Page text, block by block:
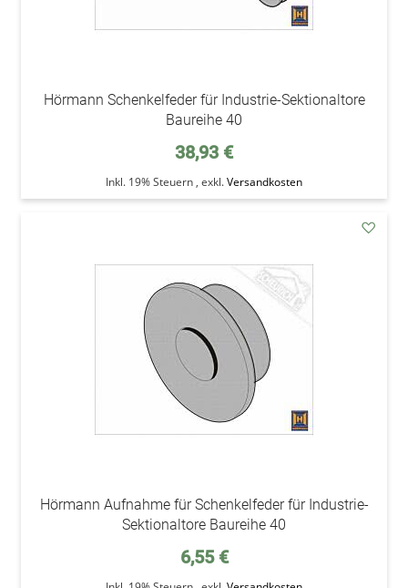
Hörmann Schenkelfeder für Industrie-Sektionaltore
Baureihe 40
38,93 €
Inkl. 19% Steuern , exkl.Versandkosten
Hörmann Aufnahme für Schenkelfeder für Industrie-
Sektionaltore Baureihe 40
6,55 €